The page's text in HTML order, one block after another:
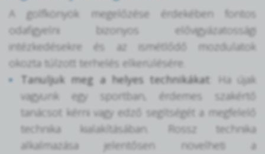
A golfkönyök megelőzése érdekében fontos
odafigyelni bizonyos elővigyázatossági
intézkedésekre és az ismétlődő mozdulatok
okozta túlzott terhelés elkerülésére.
Tanuljuk meg a helyes technikákat : Ha újak
vagyunk egy sportban, érdemes szakértő
tanácsot kérni vagy edző segítségét a megfelelő
technika kialakításában. Rossz technika
alkalmazása jelentősen növelheti a